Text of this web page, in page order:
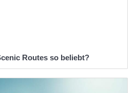
Routes so beliebt?